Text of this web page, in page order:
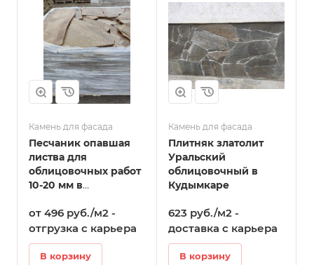
Камень для фасада
Песчаник опавшая
листва для
облицовочных работ
10-20 мм в
от 496 руб./м2 -
отгрузка с карьера
В корзину
Камень для фасада
Плитняк златолит
Уральский
облицовочный в
Кудымкаре
623 руб./м2 -
доставка с карьера
В корзину